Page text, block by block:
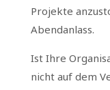
Projekte
Abendanlass.
Ist Ihre
nicht auf dem